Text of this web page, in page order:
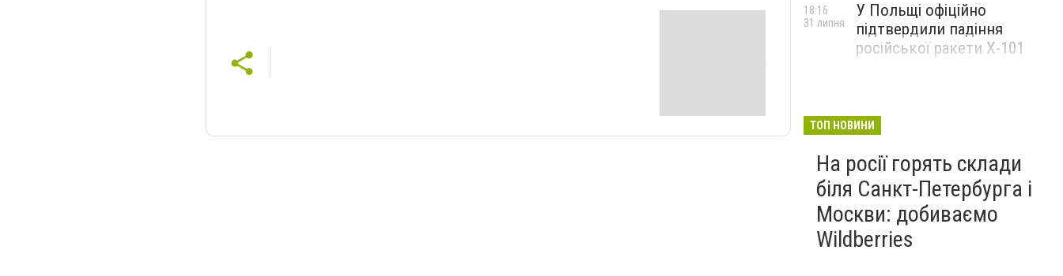
У Польщі офіційно
підтвердили падіння
російської ракети Х-101
18:16
31 липня
ТОП НОВИНИ
На росії горять склади
біля Санкт-Петербурга і
Москви: добиваємо
Wildberries